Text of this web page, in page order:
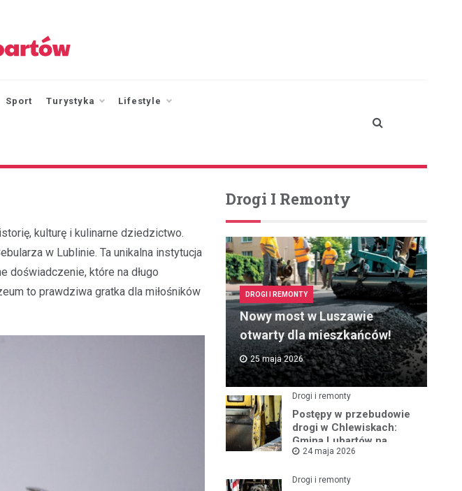
Sport Turystyka Lifestyle
kulturę i kulinarne dziedzictwo.
w Lublinie. Ta unikalna instytucja
doświadczenie, które na długo
to prawdziwa gratka dla miłośników
Drogi I Remonty
DROGI I REMONTY
Nowy most w Luszawie
otwarty dla mieszkańców!
25 maja 2026
Drogi i remonty
Postępy w przebudowie
drogi w Chlewiskach:
Gmina Lubartów na
miejscu inwestycji
24 maja 2026
Drogi i remonty